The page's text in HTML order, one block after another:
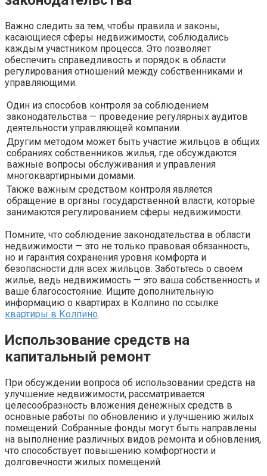
Важно следить за тем, чтобы правила и законы,
касающиеся сферы недвижимости, соблюдались
каждым участником процесса. Это позволяет
обеспечить справедливость и порядок в области
регулирования отношений между собственниками и
управляющими.
Один из способов контроля за соблюдением
законодательства — проведение регулярных аудитов
деятельности управляющей компании.
Другим методом может быть участие жильцов в общих
собраниях собственников жилья, где обсуждаются
важные вопросы обслуживания и управления
многоквартирными домами.
Также важным средством контроля является
обращение в органы государственной власти, которые
занимаются регулированием сферы недвижимости.
Помните, что соблюдение законодательства в области
недвижимости — это не только правовая обязанность,
но и гарантия сохранения уровня комфорта и
безопасности для всех жильцов. Заботьтесь о своем
жилье, ведь недвижимость — это ваша собственность и
ваше благосостояние. Ищите дополнительную
информацию о квартирах в Колпино по ссылке
квартиры в Колпино.
Использование средств на
капитальный ремонт
При обсуждении вопроса об использовании средств на
улучшение недвижимости, рассматривается
целесообразность вложения денежных средств в
основные работы по обновлению и улучшению жилых
помещений. Собранные фонды могут быть направлены
на выполнение различных видов ремонта и обновления,
что способствует повышению комфортности и
долговечности жилых помещений.